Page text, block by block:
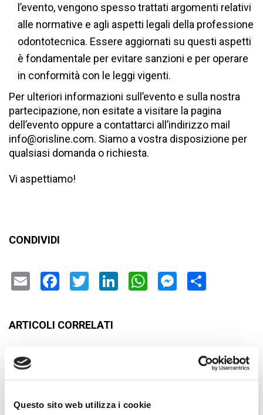
Questo sito web utilizza i cookie
l’evento, vengono spesso trattati argomenti relativi
alle normative e agli aspetti legali della professione
odontotecnica. Essere aggiornati su questi aspetti
è fondamentale per evitare sanzioni e per operare
in conformità con le leggi vigenti.
Per ulteriori informazioni sull’evento e sulla nostra
partecipazione, non esitate a visitare la pagina
dell’evento oppure a contattarci all’indirizzo mail
info@orisline.com. Siamo a vostra disposizione per
qualsiasi domanda o richiesta.
Vi aspettiamo!
CONDIVIDI
EmailFacebook
TwitterLinkedInWhatsApp
ARTICOLI CORRELATI